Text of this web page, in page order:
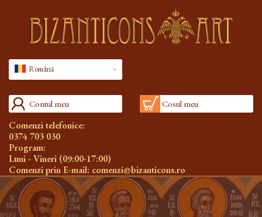
Română
Contul meu Cosul meu
Comenzi telefonice:
0374 703 030
Program:
Luni - Vineri (09:00-17:00)
Comenzi prin E-mail: comenzi@bizanticons.ro